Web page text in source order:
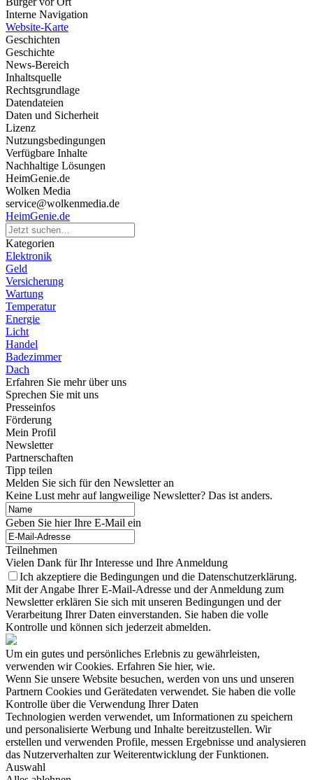
Interne Navigation
Website-Karte
Geschichten
Geschichte
News-Bereich
Inhaltsquelle
Rechtsgrundlage
Datendateien
Daten und Sicherheit
Lizenz
Nutzungsbedingungen
Verfügbare Inhalte
Nachhaltige Lösungen
HeimGenie.de
Wolken Media
service@wolkenmedia.de
HeimGenie.de
Kategorien
Elektronik
Geld
Versicherung
Wartung
Temperatur
Energie
Licht
Handel
Badezimmer
Dach
Erfahren Sie mehr über uns
Sprechen Sie mit uns
Presseinfos
Förderung
Mein Profil
Newsletter
Partnerschaften
Tipp teilen
Melden Sie sich für den Newsletter an
Keine Lust mehr auf langweilige Newsletter? Das ist anders.
Geben Sie hier Ihre E-Mail ein
Teilnehmen
Vielen Dank für Ihr Interesse und Ihre Anmeldung
Ich akzeptiere die Bedingungen und die Datenschutzerklärung.
Mit der Angabe Ihrer E-Mail-Adresse und der Anmeldung zum
Newsletter erklären Sie sich mit unseren Bedingungen und der
Verarbeitung Ihrer Daten einverstanden. Sie haben die volle
Kontrolle und können sich jederzeit abmelden.
Um ein gutes und persönliches Erlebnis zu gewährleisten,
verwenden wir Cookies. Erfahren Sie hier, wie.
Wenn Sie unsere Website besuchen, werden von uns und unseren
Partnern Cookies und Gerätedaten verwendet. Sie haben die volle
Kontrolle über die Verwendung Ihrer Daten
Technologien werden verwendet, um Informationen zu speichern
und personalisierte Werbung und Inhalte bereitzustellen. Wir
erstellen und verwenden Profile, messen Ergebnisse und analysieren
das Nutzerverhalten zur Weiterentwicklung der Funktionen.
Auswahl